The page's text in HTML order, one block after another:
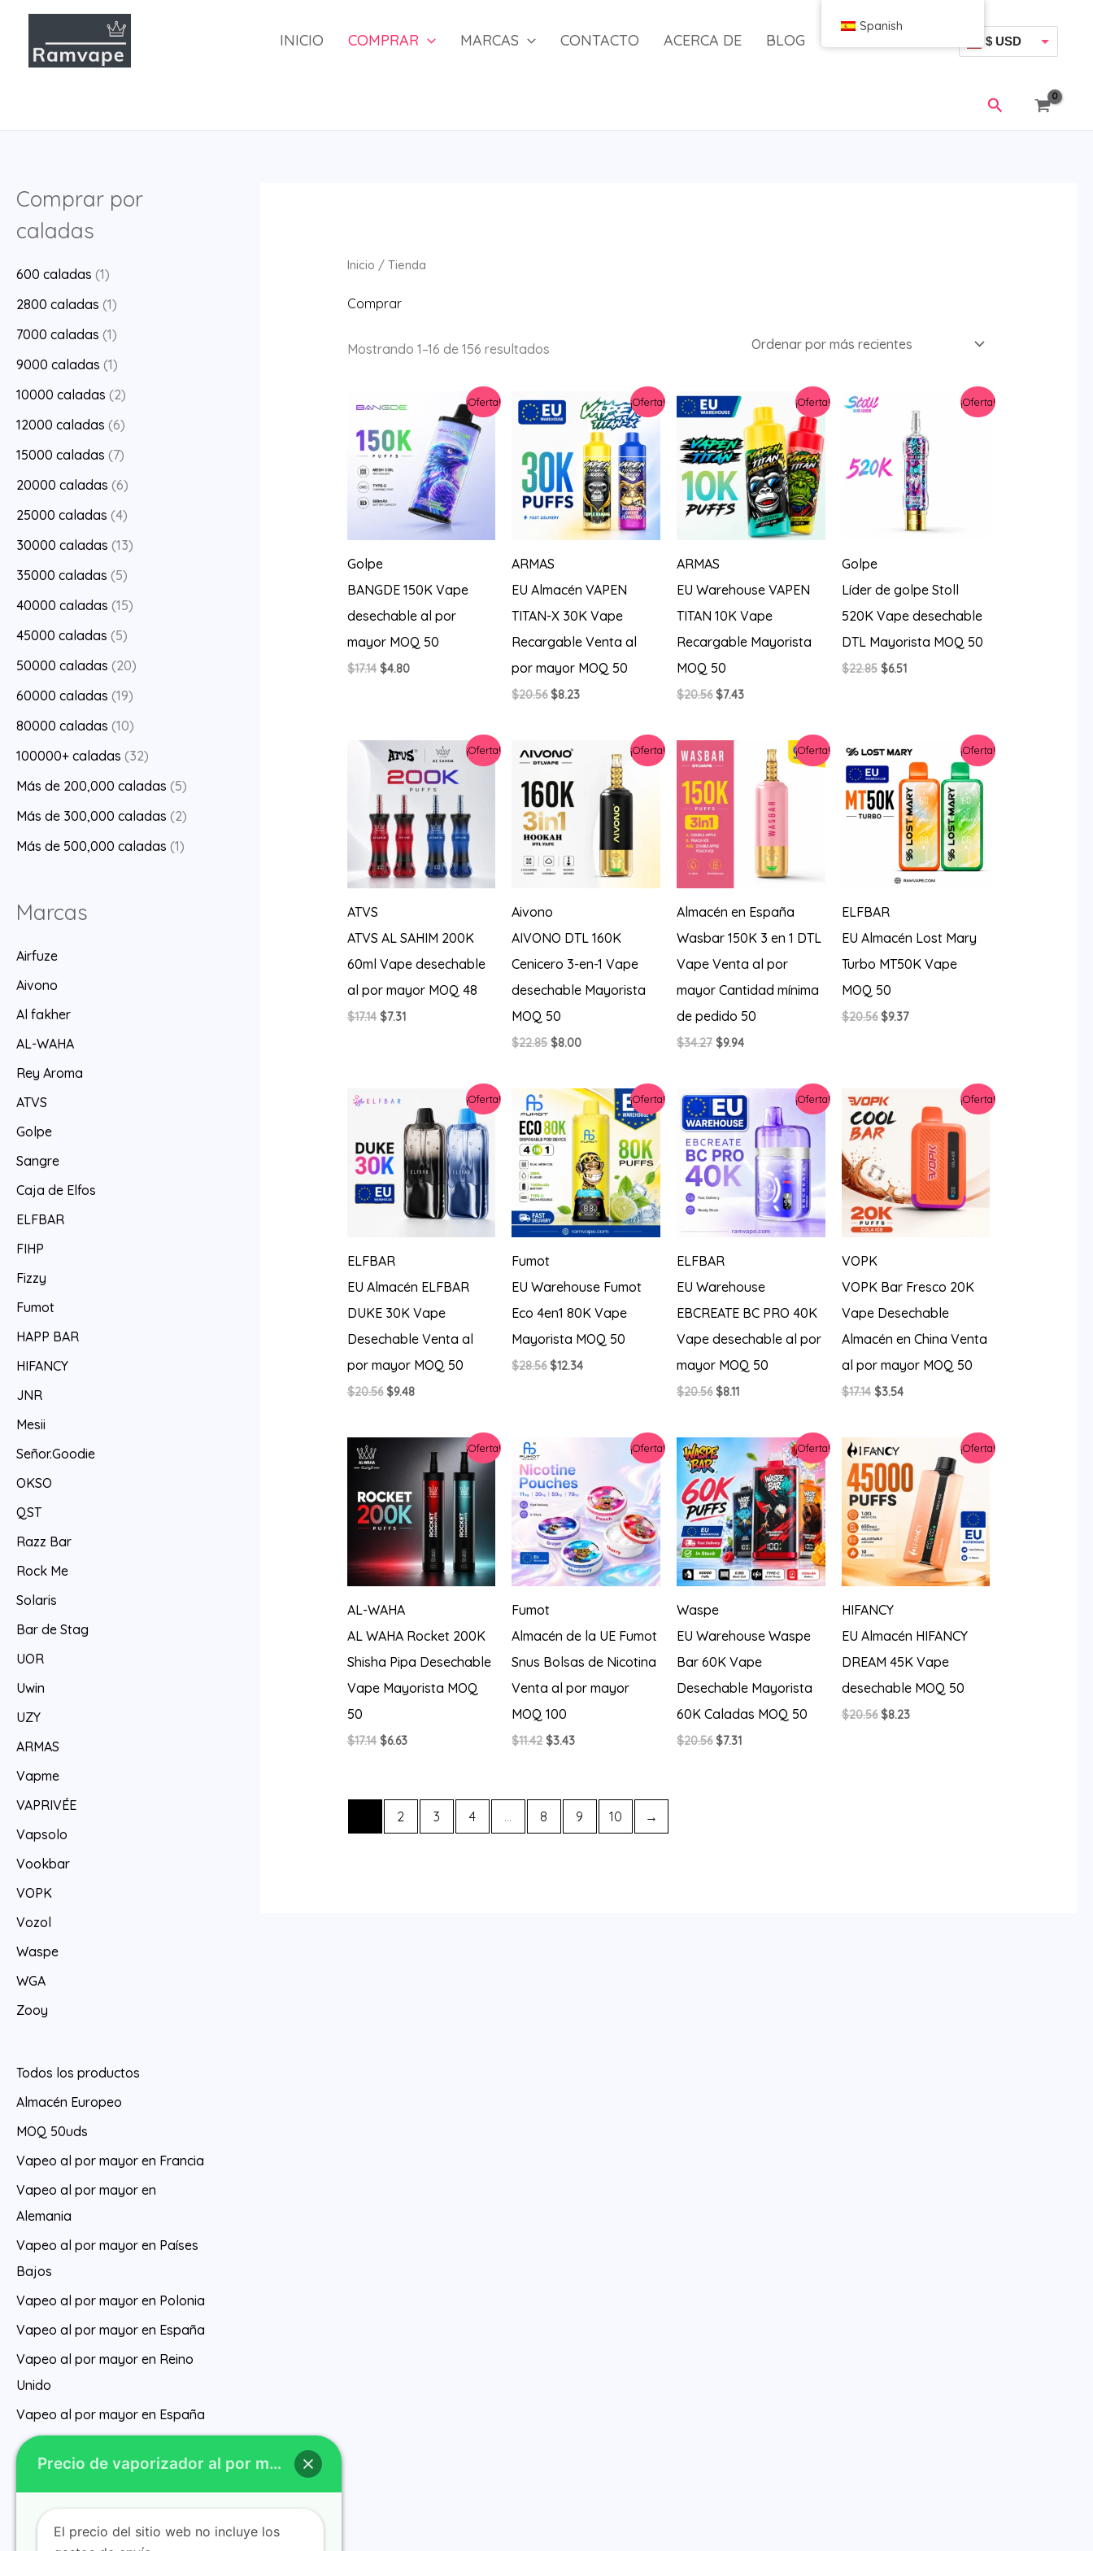
Saltar
contenido
INICIO COMPRAR MARCAS CONTACTO ACERCA DE BLOG $ USD
Buscar
Comprar por
caladas
600 caladas (1)
2800 caladas (1)
7000 caladas (1)
9000 caladas (1)
10000 caladas (2)
12000 caladas (6)
15000 caladas (7)
20000 caladas (6)
25000 caladas (4)
30000 caladas (13)
35000 caladas (5)
40000 caladas (15)
45000 caladas (5)
50000 caladas (20)
60000 caladas (19)
80000 caladas (10)
100000+ caladas (32)
Más de 200,000 caladas (5)
Más de 300,000 caladas (2)
Más de 500,000 caladas (1)
Marcas
Airfuze
Aivono
Al fakher
AL-WAHA
Rey Aroma
ATVS
Golpe
Sangre
Caja de Elfos
ELFBAR
FIHP
Fizzy
Fumot
HAPP BAR
HIFANCY
JNR
Mesii
Señor.Goodie
OKSO
QST
Razz Bar
Rock Me
Solaris
Bar de Stag
UOR
Uwin
UZY
ARMAS
Vapme
VAPRIVÉE
Vapsolo
Vookbar
VOPK
Vozol
Waspe
WGA
Zooy
Todos los productos
Almacén Europeo
MOQ 50uds
Vapeo al por mayor en Francia
Vapeo al por mayor en
Alemania
Vapeo al por mayor en Países
Bajos
Vapeo al por mayor en Polonia
Vapeo al por mayor en España
Vapeo al por mayor en Reino
Unido
Vapeo al por mayor en España
Inicio / Tienda
Comprar
Mostrando 1–16 de 156 resultadosOrdenado
reciente
¡Oferta!
Golpe
BANGDE 150K Vape
desechable al por
mayor MOQ 50
$17.14 El
$4.80El
¡Oferta!
ARMAS
EU Almacén VAPEN
TITAN-X 30K Vape
Recargable Venta al
por mayor MOQ 50
$20.56 El
$20.56.
$8.23El
¡Oferta!
ARMAS
EU Warehouse VAPEN
TITAN 10K Vape
Recargable Mayorista
MOQ 50
$20.56 El
era:
$20.56.
$7.43El
$7.43.
¡Oferta!
Golpe
Líder de golpe Stoll
520K Vape desechable
DTL Mayorista MOQ 50
$22.85 El
$6.51El
¡Oferta!
ATVS
ATVS AL SAHIM 200K
60ml Vape desechable
al por mayor MOQ 48
$17.14 El
$7.31El
¡Oferta!
Aivono
AIVONO DTL 160K
Cenicero 3-en-1 Vape
desechable Mayorista
MOQ 50
$22.85 El
era:
$22.85.
$8.00El
es:
$8.00.
¡Oferta!
Almacén en España
Wasbar 150K 3 en 1 DTL
Vape Venta al por
mayor Cantidad mínima
de pedido 50
$34.27 El
$34.27.
$9.94El
$9.94.
¡Oferta!
ELFBAR
EU Almacén Lost Mary
Turbo MT50K Vape
MOQ 50
$20.56 El
$9.37El
¡Oferta!
ELFBAR
EU Almacén ELFBAR
DUKE 30K Vape
Desechable Venta al
por mayor MOQ 50
$20.56 El
era:
$9.48El
es:
$9.48.
¡Oferta!
Fumot
EU Warehouse Fumot
Eco 4en1 80K Vape
Mayorista MOQ 50
$28.56 El
$12.34El
¡Oferta!
ELFBAR
EU Warehouse
EBCREATE BC PRO 40K
Vape desechable al por
mayor MOQ 50
$20.56 El
era:
$20.56.
$8.11El
es:
$8.11.
¡Oferta!
VOPK
VOPK Bar Fresco 20K
Vape Desechable
Almacén en China Venta
al por mayor MOQ 50
$17.14 El
$17.14.
$3.54El
¡Oferta!
AL-WAHA
AL WAHA Rocket 200K
Shisha Pipa Desechable
Vape Mayorista MOQ
50
$17.14 El
$17.14.
$6.63El
$6.63.
¡Oferta!
Fumot
Almacén de la UE Fumot
Snus Bolsas de Nicotina
Venta al por mayor
MOQ 100
$11.42 El
$11.42.
$3.43El
$3.43.
¡Oferta!
Waspe
EU Warehouse Waspe
Bar 60K Vape
Desechable Mayorista
60K Caladas MOQ 50
$20.56 El
$7.31El
¡Oferta!
HIFANCY
EU Almacén HIFANCY
DREAM 45K Vape
desechable MOQ 50
$20.56 El
$8.23El
2 3 4 … 8 9 10 →
Spanish
Precio de vaporizador al por mayor
El precio del sitio web no incluye los